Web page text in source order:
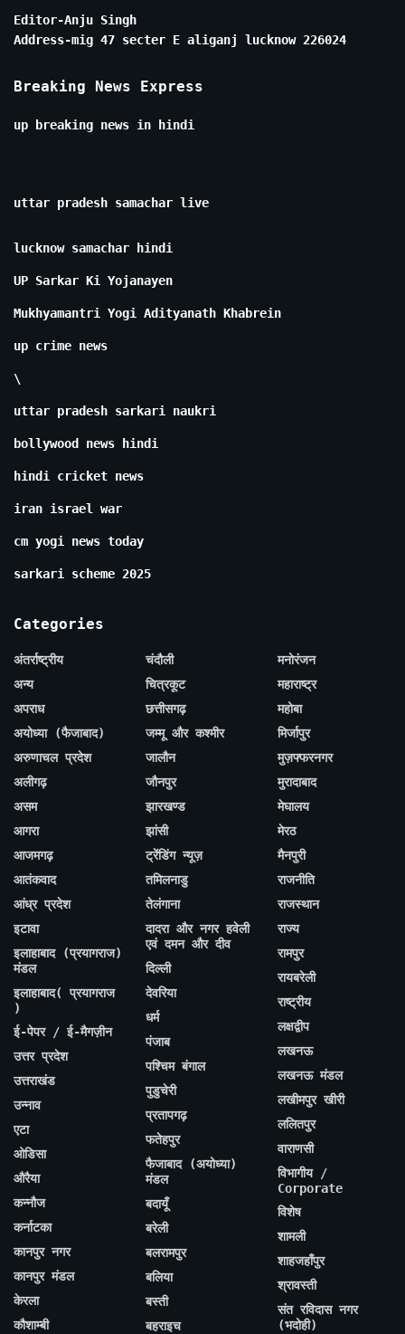
Editor-Anju Singh
Address-mig 47 secter E aliganj lucknow 226024
Breaking News Express
up breaking news in hindi
uttar pradesh samachar live
lucknow samachar hindi
UP Sarkar Ki Yojanayen
Mukhyamantri Yogi Adityanath Khabrein
up crime news
\
uttar pradesh sarkari naukri
bollywood news hindi
hindi cricket news
iran israel war
cm yogi news today
sarkari scheme 2025
Categories
अंतर्राष्ट्रीय
अन्य
अपराध
अयोध्या (फैजाबाद)
अरुणाचल प्रदेश
अलीगढ़
असम
आगरा
आजमगढ़
आतंकवाद
आंध्र प्रदेश
इटावा
इलाहाबाद (प्रयागराज)
मंडल
इलाहाबाद( प्रयागराज
)
ई-पेपर / ई-मैगज़ीन
उत्तर प्रदेश
उत्तराखंड
उन्नाव
एटा
ओडिसा
औरैया
कन्नौज
कर्नाटका
कानपुर नगर
कानपुर मंडल
केरला
कौशाम्बी
चंदौली
चित्रकूट
छत्तीसगढ़
जम्मू और कश्मीर
जालौन
जौनपुर
झारखण्ड
झांसी
ट्रेंडिंग न्यूज़
तमिलनाडु
तेलंगाना
दादरा और नगर हवेली
एवं दमन और दीव
दिल्ली
देवरिया
धर्म
पंजाब
पश्चिम बंगाल
पुडुचेरी
प्रतापगढ़
फतेहपुर
फैजाबाद (अयोध्या)
मंडल
बदायूँ
बरेली
बलरामपुर
बलिया
बस्ती
बहराइच
मनोरंजन
महाराष्ट्र
महोबा
मिर्जापुर
मुज़फ्फरनगर
मुरादाबाद
मेघालय
मेरठ
मैनपुरी
राजनीति
राजस्थान
राज्य
रामपुर
रायबरेली
राष्ट्रीय
लक्षद्वीप
लखनऊ
लखनऊ मंडल
लखीमपुर खीरी
ललितपुर
वाराणसी
विभागीय /
Corporate
विशेष
शामली
शाहजहाँपुर
श्रावस्ती
संत रविदास नगर
(भदोही)